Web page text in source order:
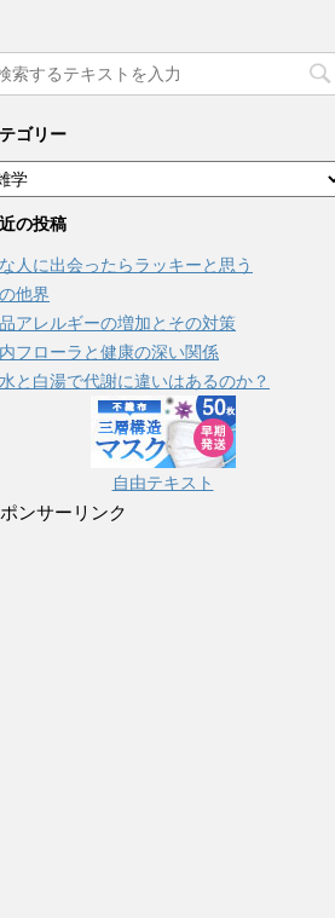
ゴリー
の投稿
人に出会ったらラッキーと思う
他界
アレルギーの増加とその対策
フローラと健康の深い関係
と白湯で代謝に違いはあるのか？
自由テキスト
ンサーリンク